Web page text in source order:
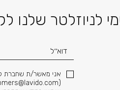
לניוזלטר שלנו
דוא׳׳ל
אני מאשר/ת שחברת
(